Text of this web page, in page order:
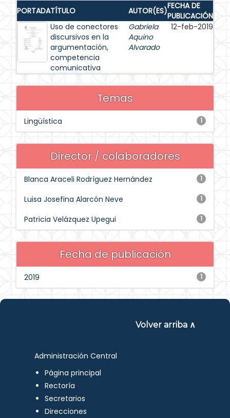
PORTADATÍTULO AUTOR(ES)FECHA DE
PUBLICACIÓN
Uso de conectores
discursivos en la
argumentación,
competencia
comunicativa
Gabriela
Aquino
Alvarado
12-feb-2019
Temas
1
Lingüística
Director / colaboradores
1
Blanca Araceli Rodríguez Hernández
1
Luisa Josefina Alarcón Neve
1
Patricia Velázquez Upegui
Fecha de publicación
1
2019
Volver arriba ∧
Administración Central
Página principal
Rectoría
Secretarios
Direcciones